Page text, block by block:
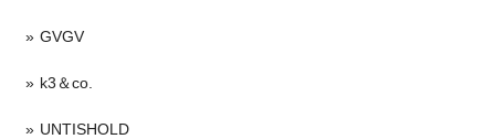
GVGV
k3＆co.
UNTISHOLD